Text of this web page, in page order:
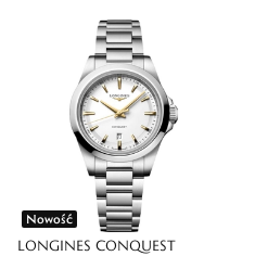
Nowość
LONGINES CONQUEST